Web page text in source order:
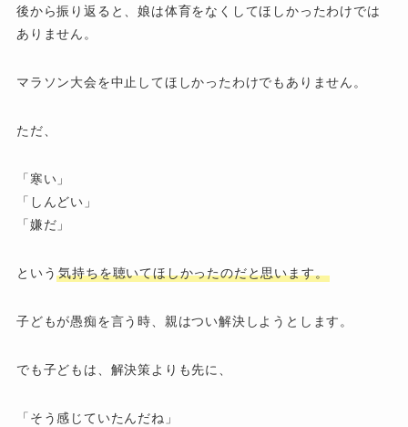
後から振り返ると、娘は体育をなくしてほしかったわけでは
ありません。
マラソン大会を中止してほしかったわけでもありません。
ただ、
「寒い」
「しんどい」
「嫌だ」
という気持ちを聴いてほしかったのだと思います。
子どもが愚痴を言う時、親はつい解決しようとします。
でも子どもは、解決策よりも先に、
「そう感じていたんだね」